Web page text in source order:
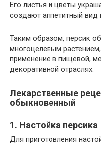
Его листья и цветы
создают аппетитный вид
Таким образом, персик
многоцелевым
применение в пищевой,
декоративной отраслях.
Лекарственные
обыкновенный
1. Настойка персика
Для приготовления